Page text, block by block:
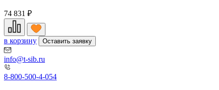
74 831 ₽
в корзину Оставить заявку
info@t-sib.ru
8-800-500-4-054